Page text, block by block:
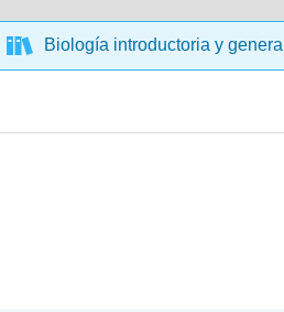
Biología introductoria y general